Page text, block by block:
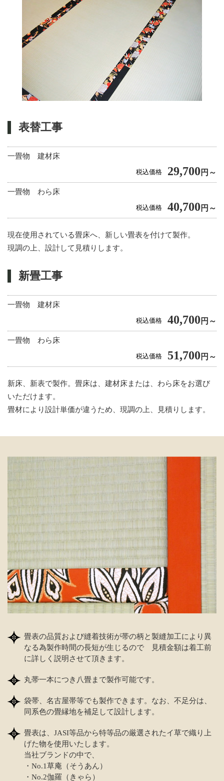
表替工事
一畳物 建材床
税込価格 29,700 円～
一畳物 わら床
税込価格 40,700 円～
現在使用されている畳床へ、新しい畳表を付けて製作。
現調の上、設計して見積りします。
新畳工事
一畳物 建材床
税込価格 40,700 円～
一畳物 わら床
税込価格 51,700 円～
新床、新表で製作。畳床は、建材床または、わら床をお選び
いただけます。
畳材により設計単価が違うため、現調の上、見積りします。
畳表の品質および縫着技術が帯の柄と製縫加工により異
なる為製作時間の長短が生じるので 見積金額は着工前
に詳しく説明させて頂きます。
丸帯一本につき八畳まで製作可能です。
袋帯、名古屋帯等でも製作できます。なお、不足分は、
同系色の畳縁地を補足して設計します。
畳表は、JASI等品から特等品の厳選されたイ草で織り上
げた物を使用いたします。
当社ブランドの中で、
・No.1草庵（そうあん）
・No.2伽羅（きゃら）